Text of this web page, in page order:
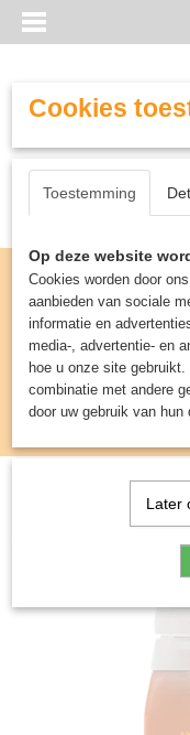
Inloggen Registreren
Miniature
Cookies
Toestemming
Op deze website
Cookies worden door
aanbieden van sociale
informatie en
media-, advertentie- en
hoe u onze site
combinatie met andere
door uw gebruik van hun
Later